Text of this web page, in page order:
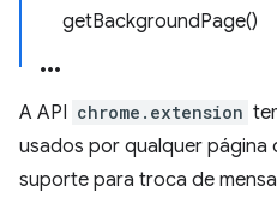
getBackgroundPage()
A API chrome.extension
usados por qualquer página
suporte para troca de